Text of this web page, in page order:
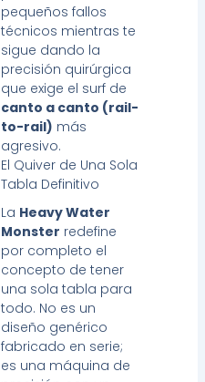
pequeños fallos
técnicos mientras te
sigue dando la
precisión quirúrgica
que exige el surf de
canto a canto (rail-
to-rail) más
agresivo.
El Quiver de Una Sola
Tabla Definitivo
La Heavy Water
Monster redefine
por completo el
concepto de tener
una sola tabla para
todo. No es un
diseño genérico
fabricado en serie;
es una máquina de